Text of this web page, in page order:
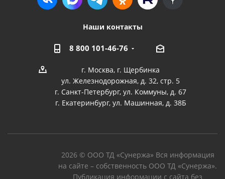
Наши контакты
8 800 101-46-76
г. Москва, г. Щербинка
ул. Железнодорожная, д. 32, стр. 5
г. Санкт-Петербург, ул. Коммуны, д. 67
г. Екатеринбург, ул. Машинная, д. 38Б
2026 © ООО ТД «Сунержа» Вся информация
на сайте – собственность ООО ТД «Сунержа».
Публикация информации с сайта без